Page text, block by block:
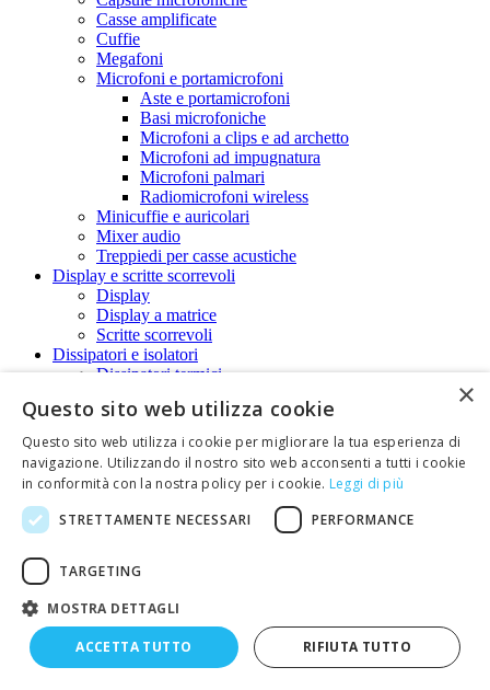
Casse amplificate
Cuffie
Megafoni
Microfoni e portamicrofoni
Aste e portamicrofoni
Basi microfoniche
Microfoni a clips e ad archetto
Microfoni ad impugnatura
Microfoni palmari
Radiomicrofoni wireless
Minicuffie e auricolari
Mixer audio
Treppiedi per casse acustiche
Display e scritte scorrevoli
Display
Display a matrice
Scritte scorrevoli
Dissipatori e isolatori
Dissipatori termici
Domotica
Campanelli senza fili
Citofoni e videocitofoni
Controllo accessi
Lampade ad accensione automatica (PIR)
Sensori di movimento
Scacciatopi, scacciamosche, scacciacani e
Sensori di presenza
Sistema domotico wireless
Elettronica per Auto e Moto
Avviatori di emergenza
Prodotti per auto
×
Questo sito web utilizza cookie
Questo sito web utilizza i cookie per migliorare la tua esperienza di
navigazione. Utilizzando il nostro sito web acconsenti a tutti i cookie
in conformità con la nostra policy per i cookie. Leggi di più
STRETTAMENTE NECESSARI
PERFORMANCE
TARGETING
MOSTRA DETTAGLI
ACCETTA TUTTO RIFIUTA TUTTO